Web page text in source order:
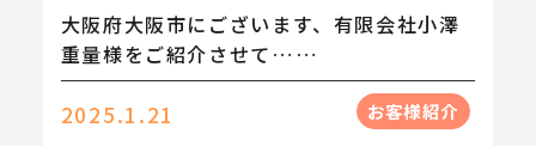
大阪府大阪市にございます、有限会社小澤
重量様をご紹介させて……
2025.1.21 お客様紹介